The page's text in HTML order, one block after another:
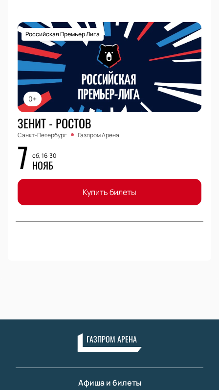
0+
Российская Премьер Лига
ЗЕНИТ - РОСТОВ
Санкт-Петербург Газпром Арена
7 сб, 16:30
НОЯБ
Купить билеты
ГАЗПРОМ АРЕНА
Афиша и билеты